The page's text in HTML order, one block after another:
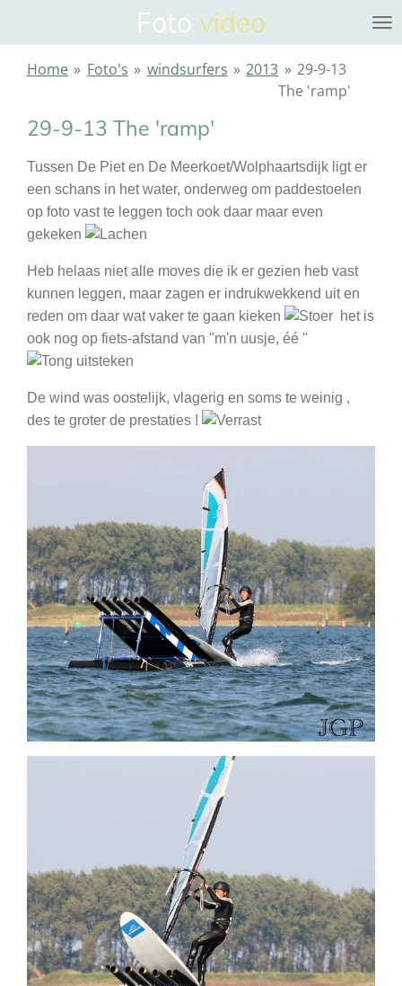
naar
Foto video
Home » Foto's » windsurfers » 2013 » 29-9-13
The 'ramp'
29-9-13 The 'ramp'
Tussen De Piet en De Meerkoet/Wolphaartsdijk ligt er
een schans in het water, onderweg om paddestoelen
op foto vast te leggen toch ook daar maar even
gekeken
Heb helaas niet alle moves die ik er gezien heb vast
kunnen leggen, maar zagen er indrukwekkend uit en
reden om daar wat vaker te gaan kieken
het is
ook nog op fiets-afstand van ''m'n uusje, éé ''
De wind was oostelijk, vlagerig en soms te weinig ,
des te groter de prestaties !